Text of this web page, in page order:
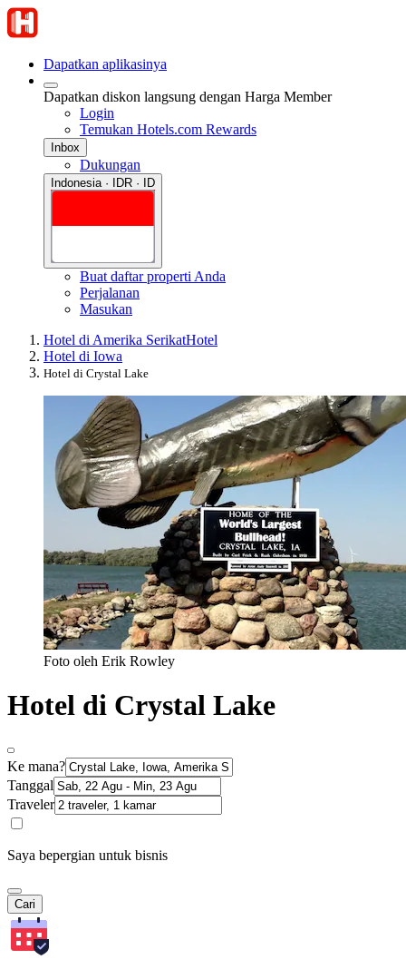
Dapatkan aplikasinya
Dapatkan diskon langsung dengan Harga Member
Login
Temukan Hotels.com Rewards
Inbox
Dukungan
Indonesia · IDR · ID
Buat daftar properti Anda
Perjalanan
Masukan
Hotel di Amerika SerikatHotel
Hotel di Iowa
Hotel di Crystal Lake
Foto oleh Erik Rowley
Hotel di Crystal Lake
Ke mana?
Tanggal
Traveler
Saya bepergian untuk bisnis
Cari